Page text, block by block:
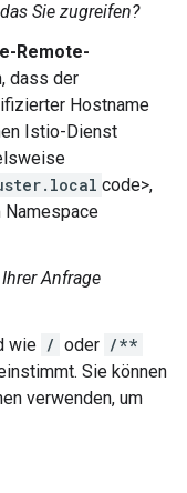
Sie zugreifen?
Remote-
dass der
Hostname
Istio-Dienst
code>,
Anfrage
wie / oder /**
Sie können
verwenden, um